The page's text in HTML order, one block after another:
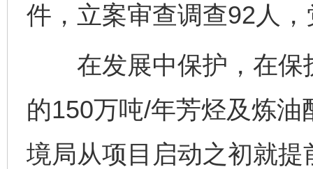
件，立案审查调查92人
在发展中保护，在保
的150万吨/年芳烃及炼
境局从项目启动之初就